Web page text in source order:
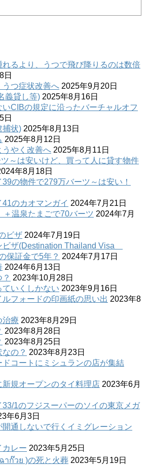
れるより、うつで飛び降りるのは数倍
日
つ症状改善へ 2025年9月20日
義貸し等) 2025年8月16日
いCIBの規定に沿ったバーチャルオフ
日
捕状) 2025年8月13日
2025年8月12日
うやく改善へ 2025年8月11日
～は安いけど、買って人に貸す物件
年8月18日
の物件で279万バーツ～は安い！
のカオマンガイ 2024年7月21日
＋温泉たまごで70バーツ 2024年7月
ビザ 2024年7月19日
ビザ(Destination Thailand Visa
保証金で5年？ 2024年7月17日
2024年6月13日
2023年10月28日
いくしかない 2023年9月16日
フォードの印画紙の思い出 2023年8
治療 2023年8月29日
2023年8月28日
2023年8月25日
の？ 2023年8月23日
コートにミシュランの店が集結
規オープンのタイ料理店 2023年6月
33/1のフジスーパーのソイの東京メガ
年6月3日
開通しないで行くイミグレーション
カレー 2023年5月25日
าก๊วย )の死と火葬 2023年5月19日